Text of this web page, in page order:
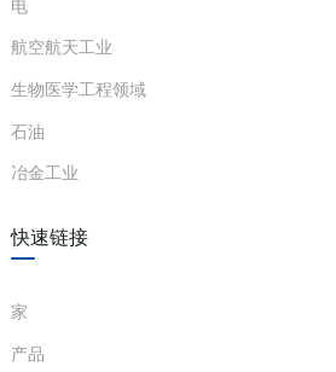
电
航空航天工业
生物医学工程领域
石油
冶金工业
快速链接
家
产品